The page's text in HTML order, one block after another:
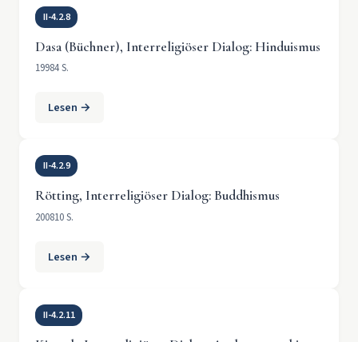
II-4.2.8
Dasa (Büchner), Interreligiöser Dialog: Hinduismus
19984 S.
Lesen →
II-4.2.9
Rötting, Interreligiöser Dialog: Buddhismus
200810 S.
Lesen →
II-4.2.11